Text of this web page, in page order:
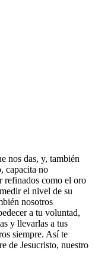
nos das, y, también
capacita no
refinados como el oro
el nivel de su
nosotros
a tu voluntad,
y llevarlas a tus
siempre. Así te
de Jesucristo, nuestro